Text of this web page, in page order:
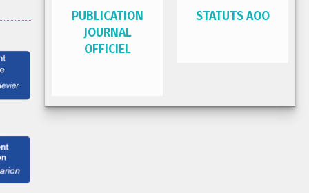
PUBLICATION
JOURNAL
OFFICIEL
STATUTS AOO